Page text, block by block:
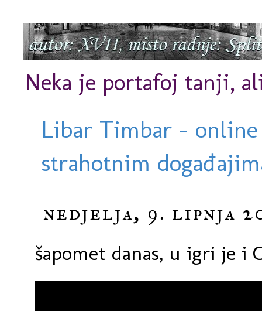
Neka je portafoj tanji,
Libar Timbar -
strahotnim
nedjelja, 9. lipnja
šapomet danas, u igri je i